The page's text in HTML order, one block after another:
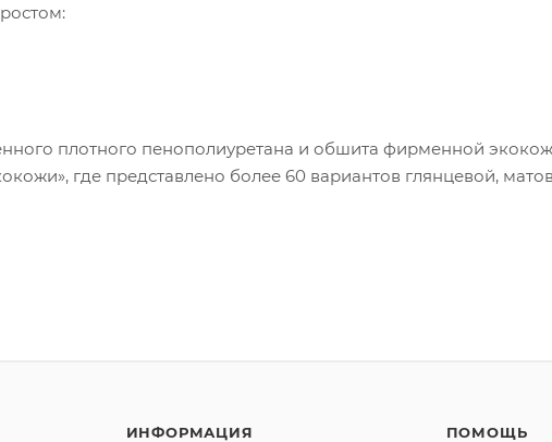
плотного пенополиуретана и обшита фирменной
где представлено более 60 вариантов глянцевой,
ИНФОРМАЦИЯ ПОМОЩЬ